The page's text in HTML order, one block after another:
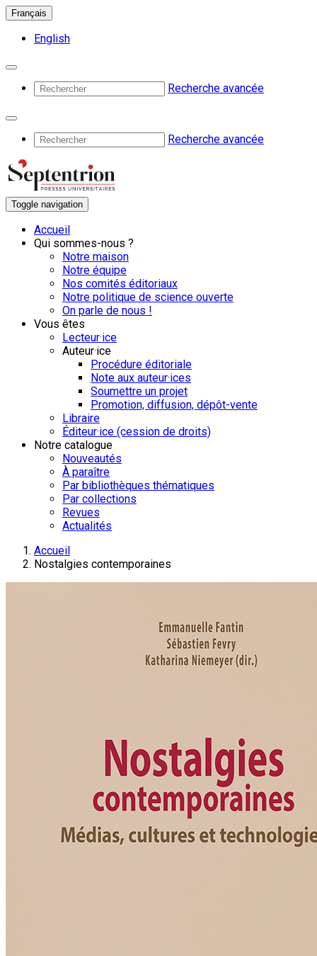
Français
English
Recherche avancée
Recherche avancée
Toggle navigation
Accueil
Qui sommes-nous ?
Notre maison
Notre équipe
Nos comités éditoriaux
Notre politique de science ouverte
On parle de nous !
Vous êtes
Lecteur·ice
Auteur·ice
Procédure éditoriale
Note aux auteur·ices
Soumettre un projet
Promotion, diffusion, dépôt-vente
Libraire
Éditeur·ice (cession de droits)
Notre catalogue
Nouveautés
À paraître
Par bibliothèques thématiques
Par collections
Revues
Actualités
Accueil
Nostalgies contemporaines